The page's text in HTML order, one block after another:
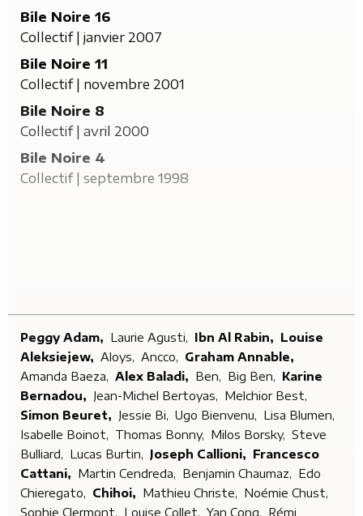
Bile Noire 16
Collectif | janvier 2007
Bile Noire 11
Collectif | novembre 2001
Bile Noire 8
Collectif | avril 2000
Bile Noire 4
Collectif | septembre 1998
Peggy Adam, Laurie Agusti, Ibn Al Rabin, Louise
Aleksiejew, Aloys, Ancco, Graham Annable,
Amanda Baeza, Alex Baladi, Ben, Big Ben, Karine
Bernadou, Jean-Michel Bertoyas, Melchior Best,
Simon Beuret, Jessie Bi, Ugo Bienvenu, Lisa Blumen,
Isabelle Boinot, Thomas Bonny, Milos Borsky, Steve
Bulliard, Lucas Burtin, Joseph Callioni, Francesco
Cattani, Martin Cendreda, Benjamin Chaumaz, Edo
Chieregato, Chihoi, Mathieu Christe,
Noémie Chust,
Sophie Clermont, Louise Collet, Yan Cong, Rémi